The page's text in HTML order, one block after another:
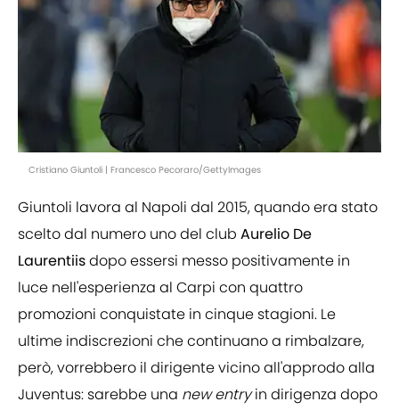
Cristiano Giuntoli | Francesco Pecoraro/GettyImages
Giuntoli lavora al Napoli dal 2015, quando era stato
scelto dal numero uno del club Aurelio De
Laurentiisdopo essersi messo positivamente in
luce nell'esperienza al Carpi con quattro
promozioni conquistate in cinque stagioni. Le
ultime indiscrezioni che continuano a rimbalzare,
però, vorrebbero il dirigente vicino all'approdo alla
Juventus: sarebbe una new entryin dirigenza dopo